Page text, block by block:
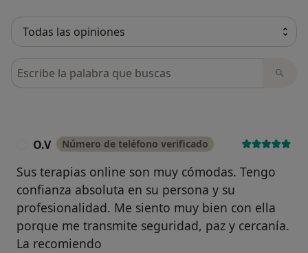
Busca en opiniones
O.V Número de teléfono verificado
Sus terapias online son muy cómodas. Tengo
confianza absoluta en su persona y su
profesionalidad. Me siento muy bien con ella
porque me transmite seguridad, paz y cercanía.
La recomiendo